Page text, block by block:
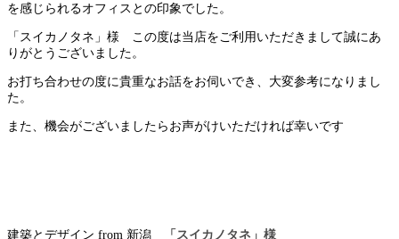
を感じられるオフィスとの印象でした。
「スイカノタネ」様 この度は当店をご利用いただきまして誠にあ
りがとうございました。
お打ち合わせの度に貴重なお話をお伺いでき、大変参考になりまし
た。
また、機会がございましたらお声がけいただければ幸いです
建築とデザイン from 新潟 「スイカノタネ」様